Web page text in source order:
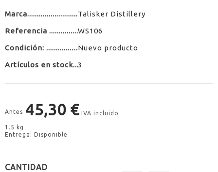
Marca Talisker Distillery
Referencia WS106
Condición: Nuevo producto
Artículos en stock 3
Antes 45,30 € IVA incluido
1.5 kg
Entrega: Disponible
CANTIDAD